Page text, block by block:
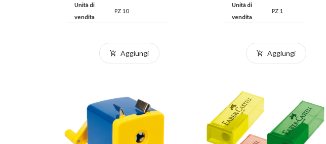
Unità di
vendita
PZ 10
Aggiungi
Unità di
vendita
PZ 1
Aggiungi